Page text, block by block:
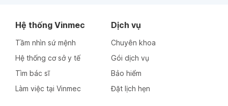
Ngày 02-07-2025
Hệ thống Vinmec
Tầm nhìn sứ mệnh
Hệ thống cơ sở y tế
Tìm bác sĩ
Làm việc tại Vinmec
Dịch vụ
Chuyên khoa
Gói dịch vụ
Bảo hiểm
Đặt lịch hẹn